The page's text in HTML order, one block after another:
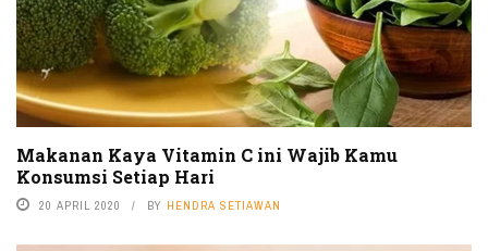
Makanan Kaya Vitamin C ini Wajib Kamu
Konsumsi Setiap Hari
20 APRIL 2020 BY HENDRA SETIAWAN